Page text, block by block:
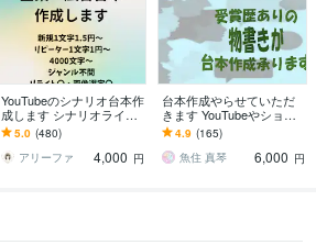
YouTubeのシナリオ台本作
成します シナリオライタ
ーがゆっくり・2chなど幅
広く対応します
5.0 (480)
アリーファ
4,000 円
台本作成やらせていただ
きます YouTubeやショー
ト動画などの台本相談お
気軽に
4.9 (165)
魚住 真琴
6,000 円